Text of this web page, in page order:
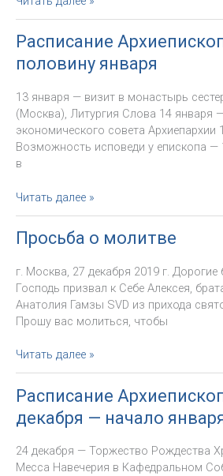
Архиепископа
на
февраль
Расписание
половину января
13 января — визит в монастырь
(Москва), Литургия Слова 14 января
экономического совета Архиепархии
Возможность исповеди у епископа —
в
Расписание
Архиепископа
на
вторую
января
Читать далее »
Просьба о молитве
г. Москва, 27 декабря 2019 г. Дорогие
Господь призвал к Себе Алексея,
Анатолия Гамзы SVD из прихода
Прошу вас молиться, чтобы
Просьба
о
молитве
Читать далее »
Расписание
декабря — начало
24 декабря — Торжество Рождества
Месса Навечерия в Кафедральном